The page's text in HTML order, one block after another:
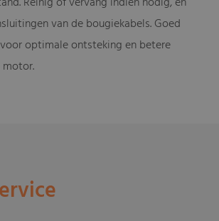
van de bougiekabels. Goed
optimale ontsteking en betere